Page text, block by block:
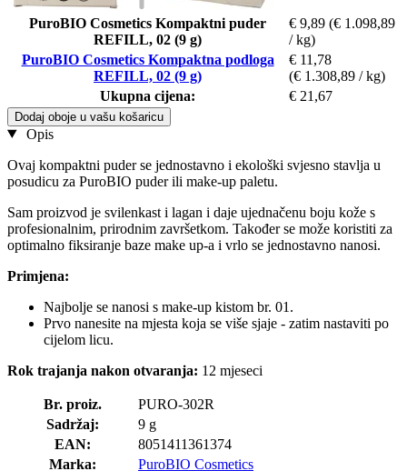
PuroBIO Cosmetics Kompaktni puder
REFILL, 02 (9 g)
€ 9,89 (€ 1.098,89
/ kg)
PuroBIO Cosmetics Kompaktna podloga
REFILL, 02 (9 g)
€ 11,78
(€ 1.308,89 / kg)
Ukupna cijena:
€ 21,67
Dodaj oboje u vašu košaricu
Opis
Ovaj kompaktni puder se jednostavno i ekološki svjesno stavlja u
posudicu za PuroBIO puder ili make-up paletu.
Sam proizvod je svilenkast i lagan i daje ujednačenu boju kože s
profesionalnim, prirodnim završetkom. Također se može koristiti za
optimalno fiksiranje baze make up-a i vrlo se jednostavno nanosi.
Primjena:
Najbolje se nanosi s make-up kistom br. 01.
Prvo nanesite na mjesta koja se više sjaje - zatim nastaviti po
cijelom licu.
Rok trajanja nakon otvaranja: 12 mjeseci
Br. proiz.
PURO-302R
Sadržaj:
9 g
EAN:
8051411361374
Marka:
PuroBIO Cosmetics